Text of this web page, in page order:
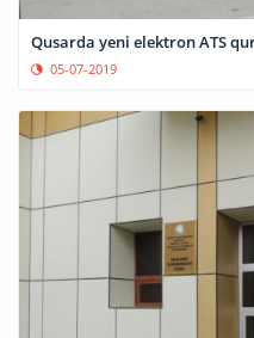
Qusarda yeni elektron ATS
05-07-2019